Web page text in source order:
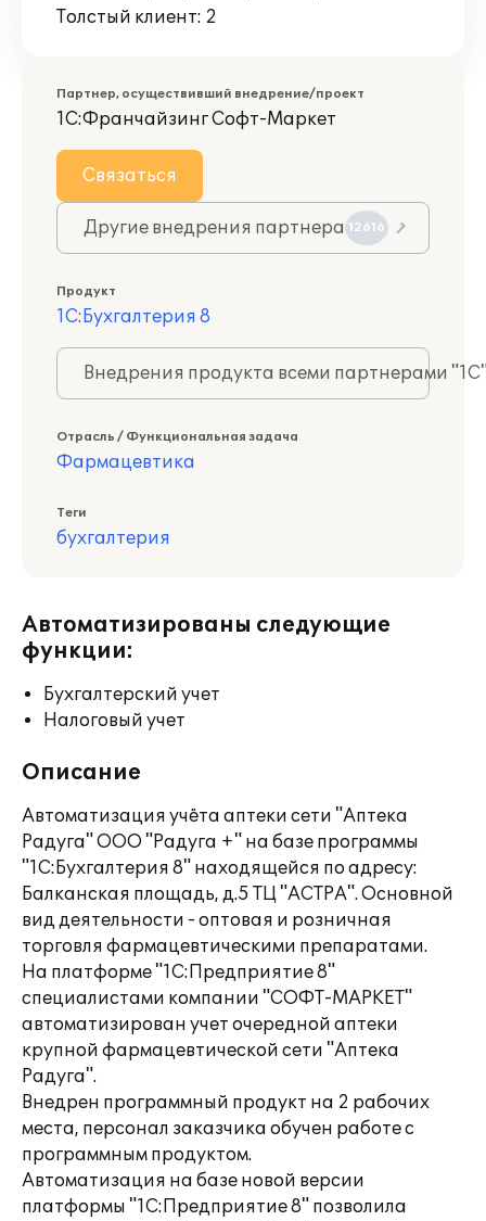
Толстый клиент: 2
Партнер, осуществивший внедрение/проект
1С:Франчайзинг Софт-Маркет
Связаться
Другие внедрения партнера 12616
Продукт
1С:Бухгалтерия 8
Внедрения продукта всеми партнерами
Отрасль / Функциональная задача
Фармацевтика
Теги
бухгалтерия
Автоматизированы следующие
функции:
Бухгалтерский учет
Налоговый учет
Описание
Автоматизация учёта аптеки сети "Аптека
Радуга" ООО "Радуга +" на базе программы
"1С:Бухгалтерия 8" находящейся по адресу:
Балканская площадь, д.5 ТЦ "АСТРА". Основной
вид деятельности - оптовая и розничная
торговля фармацевтическими препаратами.
На платформе "1С:Предприятие 8"
специалистами компании "СОФТ-МАРКЕТ"
автоматизирован учет очередной аптеки
крупной фармацевтической сети "Аптека
Радуга".
Внедрен программный продукт на 2 рабочих
места, персонал заказчика обучен работе с
программным продуктом.
Автоматизация на базе новой версии
платформы "1С:Предприятие 8" позволила